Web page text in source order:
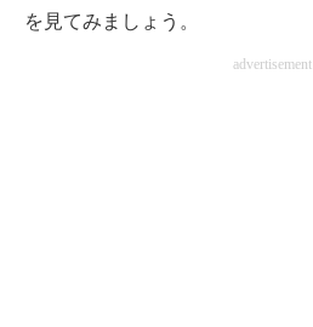
製造業のIT導入・活用を支援
モノづくり技術者専門サイト
を見てみましょう。
advertisement